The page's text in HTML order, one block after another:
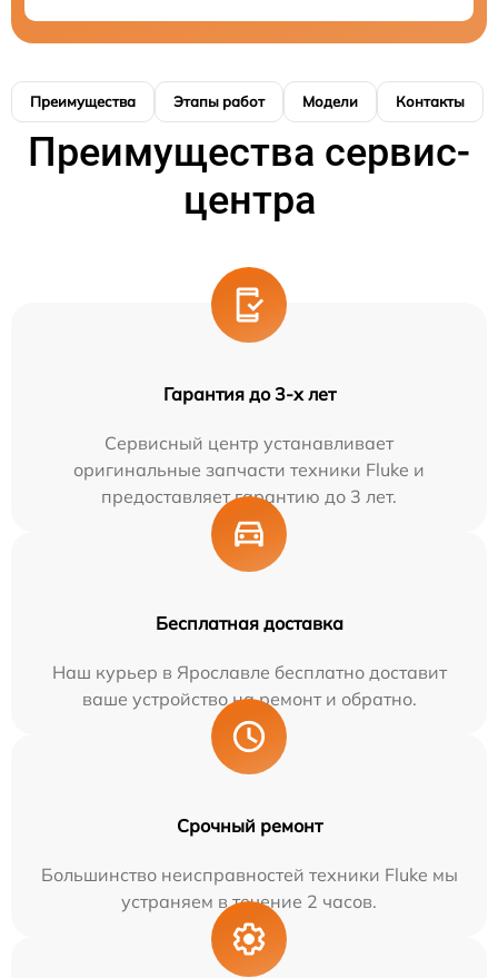
Преимущества Этапы работ Модели Контакты
Преимущества сервис-
центра
Гарантия до 3-х лет
Сервисный центр устанавливает
оригинальные запчасти техники Fluke и
предоставляет гарантию до 3 лет.
Бесплатная доставка
Наш курьер в Ярославле бесплатно доставит
ваше устройство на ремонт и обратно.
Срочный ремонт
Большинство неисправностей техники Fluke мы
устраняем в течение 2 часов.